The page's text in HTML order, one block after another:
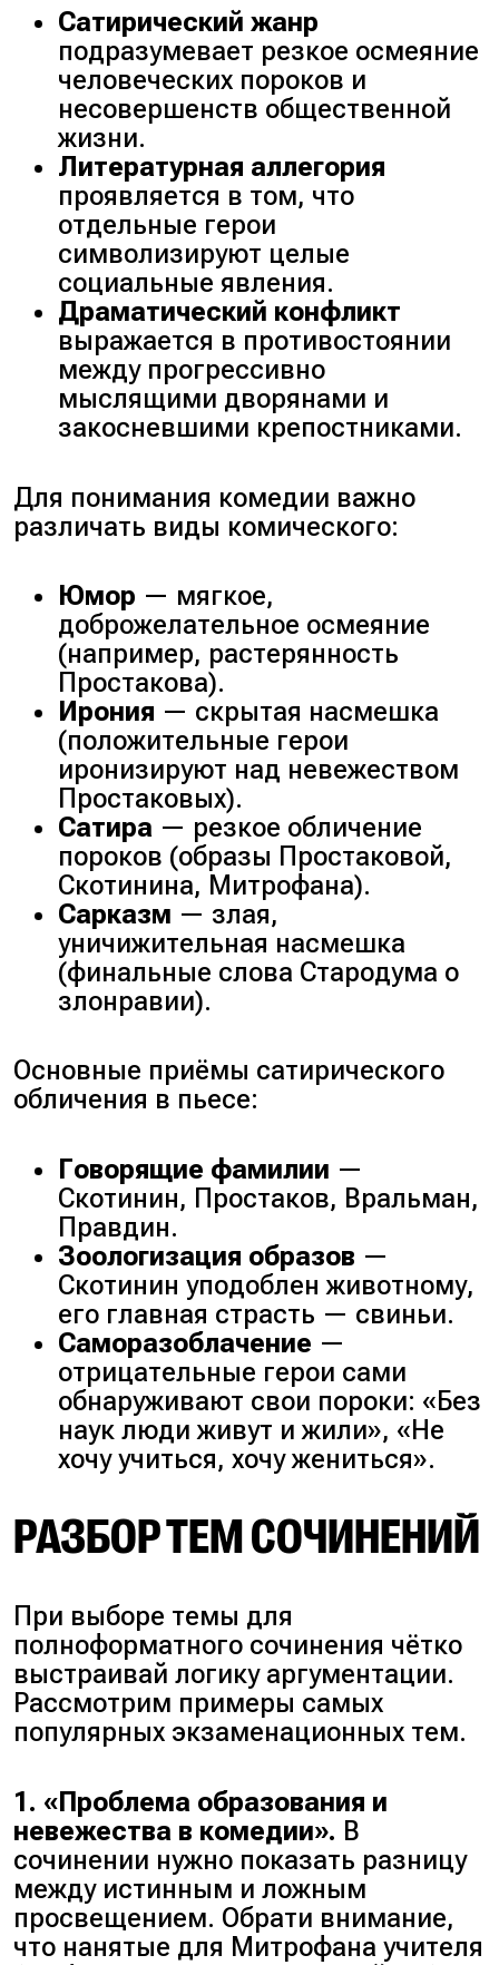
Сатирический жанр
подразумевает резкое осмеяние
человеческих пороков и
несовершенств общественной
жизни.
Литературная аллегория
проявляется в том, что
отдельные герои
символизируют целые
социальные явления.
Драматический конфликт
выражается в противостоянии
между прогрессивно
мыслящими дворянами и
закосневшими крепостниками.
Для понимания комедии важно
различать виды комического:
Юмор — мягкое,
доброжелательное осмеяние
(например, растерянность
Простакова).
Ирония — скрытая насмешка
(положительные герои
иронизируют над невежеством
Простаковых).
Сатира — резкое обличение
пороков (образы Простаковой,
Скотинина, Митрофана).
Сарказм — злая,
уничижительная насмешка
(финальные слова Стародума о
злонравии).
Основные приёмы сатирического
обличения в пьесе:
Говорящие фамилии —
Скотинин, Простаков, Вральман,
Правдин.
Зоологизация образов —
Скотинин уподоблен животному,
его главная страсть — свиньи.
Саморазоблачение —
отрицательные герои сами
обнаруживают свои пороки: «Без
наук люди живут и жили», «Не
хочу учиться, хочу жениться».
РАЗБОР ТЕМ СОЧИНЕНИЙ
При выборе темы для
полноформатного сочинения чётко
выстраивай логику аргументации.
Рассмотрим примеры самых
популярных экзаменационных тем.
1. «Проблема образования и
невежества в комедии». В
сочинении нужно показать разницу
между истинным и ложным
просвещением. Обрати внимание,
что нанятые для Митрофана учителя